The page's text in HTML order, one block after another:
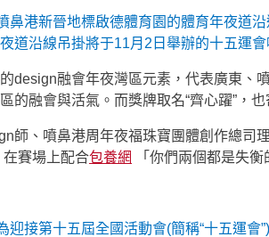
鼻港新晉地標啟德體育園的體育年夜道
道沿線吊掛將于11月2日舉辦的十五運
design融會年夜灣區元素，代表廣東、
的融會與活氣。而獎牌取名“齊心躍”，
師、噴鼻港周年夜福珠寶團體創作總司
在賽場上配合包養網 「你們兩個都是失
迎接第十五屆全國活動會(簡稱“十五運